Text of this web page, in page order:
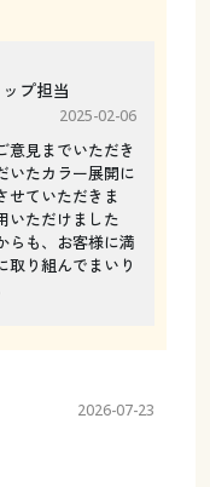
プ担当
2025-02-06
意見までいただき
いたカラー展開に
せていただきま
いただけました
らも、お客様に満
取り組んでまいり
2026-07-23